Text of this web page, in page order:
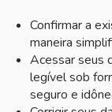
Confirmar a
maneira
Acessar seus
legível sob
seguro e